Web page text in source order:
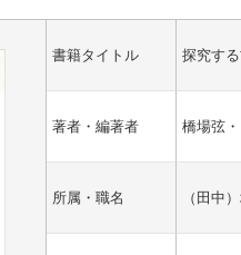
書籍タイトル 探究す
著者・編著者 橋場弦
所属・職名 （田中